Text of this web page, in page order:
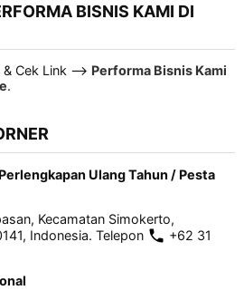
BISNIS KAMI DI
& Cek Link --> Performa Bisnis Kami
.
Ulang Tahun / Pesta
Kecamatan Simokerto,
Indonesia. Telepon
+62 31